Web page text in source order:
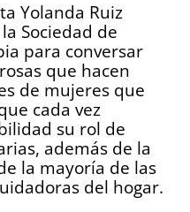
Yolanda Ruiz
Sociedad de
para conversar
que hacen
de mujeres que
cada vez
su rol de
además de la
la mayoría de las
del hogar.